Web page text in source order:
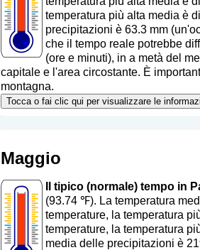
temperatura più alta media è
precipitazioni è 63.3 mm (
che il tempo reale potrebbe
(ore e minuti), in a metà del
capitale e l'area circostante. È
montagna.
Tocca o fai clic qui per visualizzare le
Maggio
Il tipico (normale) tempo in
(93.74 ℉). La temperatura
temperature, la temperatura
temperature, la temperatura
media delle precipitazioni è